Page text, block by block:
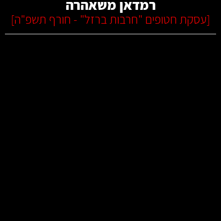
רמדאן משאהרה
[עסקת חטופים "חרבות ברזל" - חורף תשפ"ה]